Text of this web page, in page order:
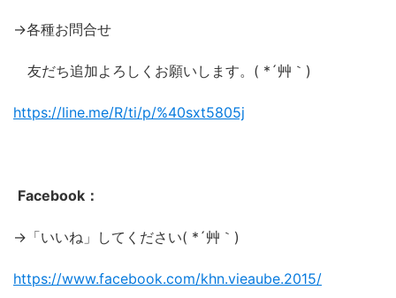
→各種お問合せ
友だち追加よろしくお願いします。( *´艸｀)
https://line.me/R/ti/p/%40sxt5805j
Facebook：
→「いいね」してください( *´艸｀)
https://www.facebook.com/khn.vieaube.2015/